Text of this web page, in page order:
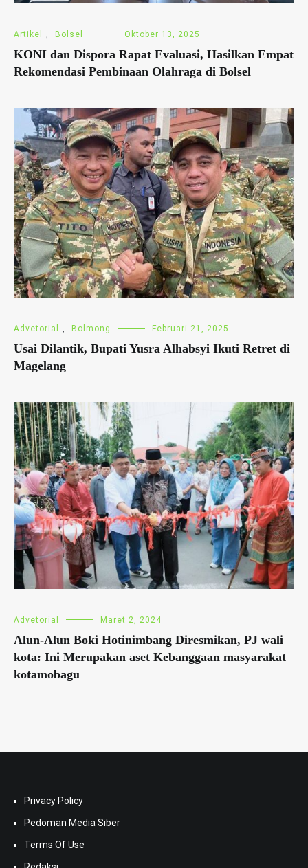
Artikel , Bolsel Oktober 13, 2025
KONI dan Dispora Rapat Evaluasi, Hasilkan Empat
Rekomendasi Pembinaan Olahraga di Bolsel
Advetorial Bolmong Februari 21, 2025
Usai Dilantik, Bupati Yusra Alhabsyi Ikuti Retret di
Magelang
Advetorial Maret 2, 2024
Alun-Alun Boki Hotinimbang Diresmikan, PJ wali
kota: Ini Merupakan aset Kebanggaan masyarakat
kotamobagu
Privacy Policy
Pedoman Media Siber
Terms Of Use